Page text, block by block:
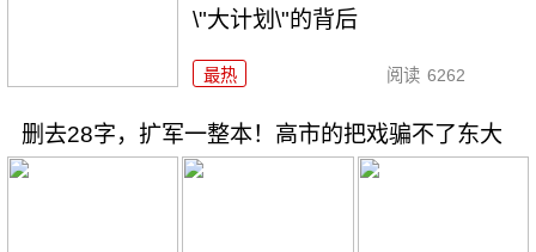
\"大计划\"的背后
最热 阅读 6262
删去28字，扩军一整本！高市的把戏骗不了东大